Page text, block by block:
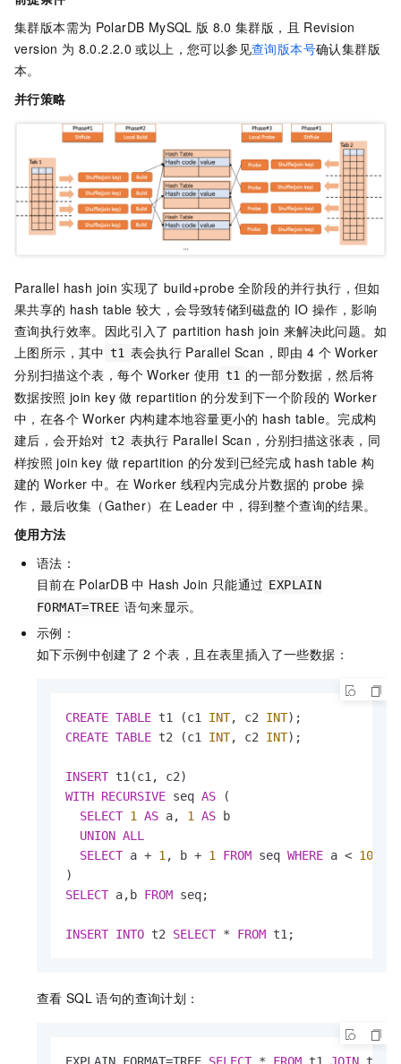
集群版本需为 PolarDB MySQL 版 8.0 集群版 ，且 Revision
version 为 8.0.2.2.0 或以上，您可以参见查询版本号确认集群版
本。
并行策略
Parallel hash join 实现了 build+probe 全阶段的并行执行，但如
果共享的 hash table 较大，会导致转储到磁盘的 IO 操作，影响
查询执行效率。因此引入了 partition hash join 来解决此问题。如
上图所示，其中 t1 表会执行 Parallel Scan，即由 4 个 Worker
分别扫描这个表，每个 Worker 使用 t1 的一部分数据，然后将
数据按照 join key 做 repartition 的分发到下一个阶段的 Worker
中，在各个 Worker 内构建本地容量更小的 hash table。完成构
建后，会开始对 t2 表执行 Parallel Scan，分别扫描这张表，同
样按照 join key 做 repartition 的分发到已经完成 hash table 构
建的 Worker 中。在 Worker 线程内完成分片数据的 probe 操
作，最后收集（Gather）在 Leader 中，得到整个查询的结果。
使用方法
语法：
目前在 PolarDB 中 Hash Join 只能通过 EXPLAIN
FORMAT=TREE 语句来显示。
示例：
如下示例中创建了 2 个表，且在表里插入了一些数据：
CREATE TABLE t1 (c1 INT, c2 INT
CREATE TABLE t2 (c1 INT, c2 INT);
INSERT
WITH RECURSIVE seq AS (
SELECT 1 AS a, 1 AS b
UNION ALL
SELECT a + 1 , b + 1 FROM seq WHERE a < 1000
SELECT a,b FROM seq;
INSERT INTO t2 SELECT * FROM t1;
查看 SQL 语句的查询计划：
EXPLAIN FORMAT=TREE SELECT * FROM t1 JOIN t2